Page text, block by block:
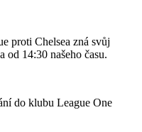
proti Chelsea zná svůj
od 14:30 našeho času.
do klubu League One